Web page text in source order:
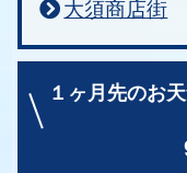
大須商店街
１ヶ月先のお天